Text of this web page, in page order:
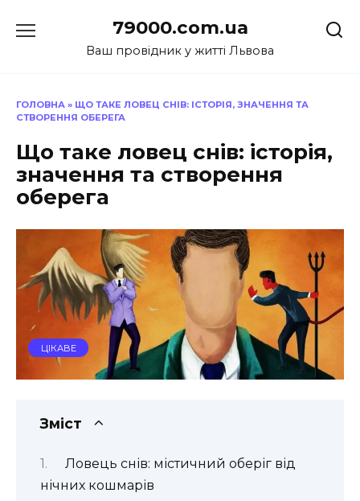
до
79000.com.ua
Ваш провідник у житті Львова
ГОЛОВНА » ЩО ТАКЕ ЛОВЕЦ СНІВ: ІСТОРІЯ, ЗНАЧЕННЯ ТА
СТВОРЕННЯ ОБЕРЕГА
Що таке ловец снів: історія,
значення та створення
оберега
ЦІКАВЕ
Зміст
Ловець снів: містичний оберіг від
нічних кошмарів